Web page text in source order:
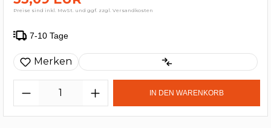
Preise sind inkl. MwSt. und ggf. zzgl. Versandkosten
7-10 Tage
Merken
IN DEN WARENKORB